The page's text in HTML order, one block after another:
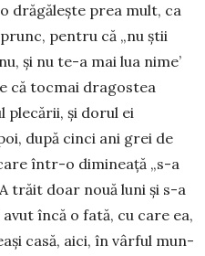
dră­­gălește prea mult, ca
pentru că „nu știi
și nu te-a mai lua nime’
că tocmai dragostea
plecării, și dorul ei
după cinci ani grei de
într-o dimineață „s-a
trăit doar nouă luni și s-a
încă o fată, cu care ea,
casă, aici, în vârful mun­